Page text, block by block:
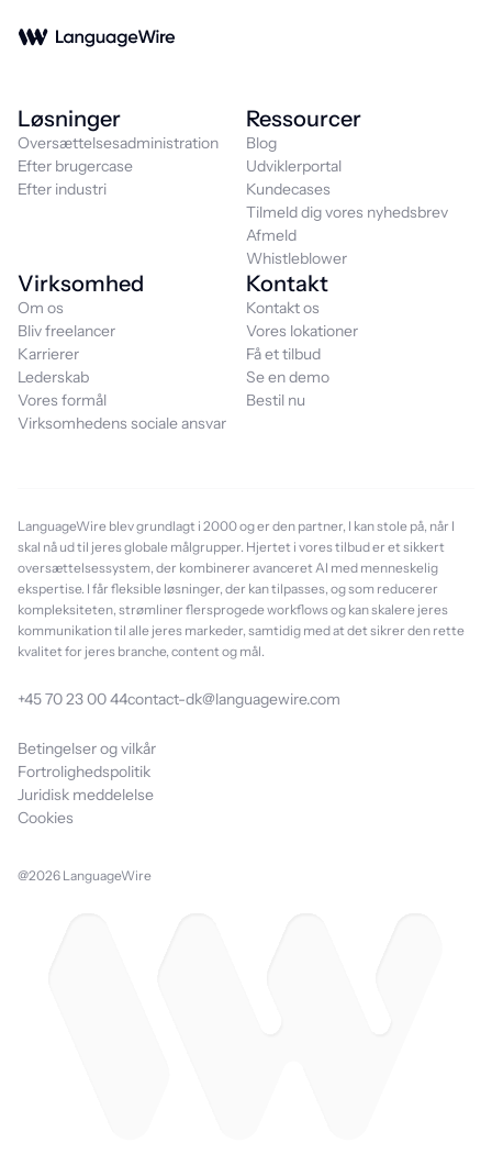
Løsninger
Oversættelsesadministration
Efter brugercase
Efter industri
Ressourcer
Blog
Udviklerportal
Kundecases
Tilmeld dig vores nyhedsbrev
Afmeld
Whistleblower
Virksomhed
Om os
Bliv freelancer
Karrierer
Lederskab
Vores formål
Virksomhedens sociale ansvar
Kontakt
Kontakt os
Vores lokationer
Få et tilbud
Se en demo
Bestil nu
LanguageWire blev grundlagt i 2000 og er den partner, I kan stole på, når I
skal nå ud til jeres globale målgrupper. Hjertet i vores tilbud er et sikkert
oversættelsessystem, der kombinerer avanceret AI med menneskelig
ekspertise. I får fleksible løsninger, der kan tilpasses, og som reducerer
kompleksiteten, strømliner flersprogede workflows og kan skalere jeres
kommunikation til alle jeres markeder, samtidig med at det sikrer den rette
kvalitet for jeres branche, content og mål.
+45 70 23 00 44contact-dk@languagewire.com
Betingelser og vilkår
Fortrolighedspolitik
Juridisk meddelelse
Cookies
@2026 LanguageWire